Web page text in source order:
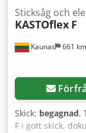
Kaunas 661 km
Sticksåg och
KASTOflex F
Skick: begagnad,
F i gott skick,